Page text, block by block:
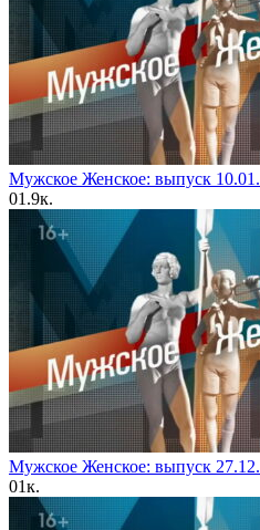
Мужское Женское: выпуск
01.9к.
Мужское Женское: выпуск
01к.